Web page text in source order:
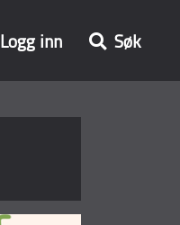
Logg inn Søk